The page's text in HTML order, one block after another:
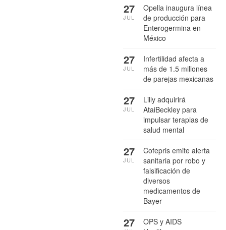
Opella inaugura línea
de producción para
Enterogermina en
México
27
JUL
Infertilidad afecta a
más de 1.5 millones
de parejas mexicanas
27
JUL
Lilly adquirirá
AtaiBeckley para
impulsar terapias de
salud mental
27
JUL
Cofepris emite alerta
sanitaria por robo y
falsificación de
diversos
medicamentos de
Bayer
27
JUL
OPS y AIDS
27